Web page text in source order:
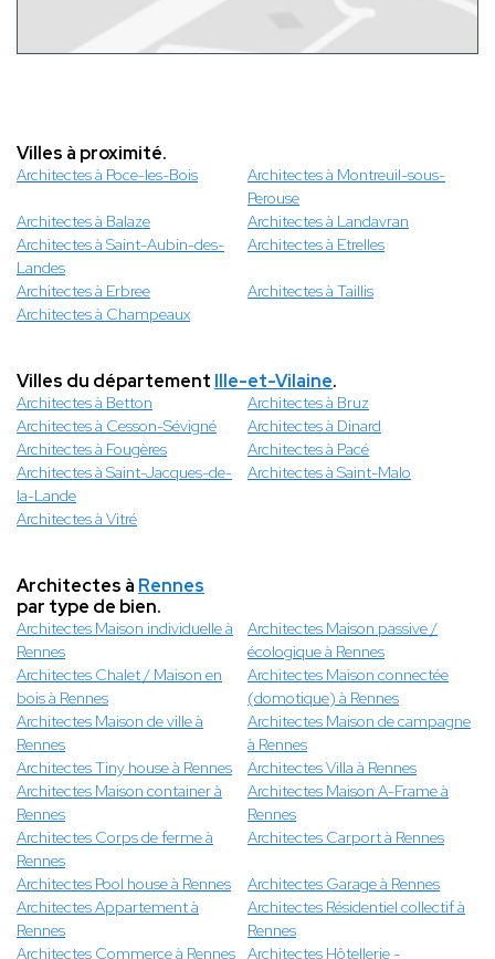
Villes à proximité.
Architectes à Poce-les-Bois
Architectes à Montreuil-sous-
Perouse
Architectes à Balaze
Architectes à Landavran
Architectes à Saint-Aubin-des-
Landes
Architectes à Etrelles
Architectes à Erbree
Architectes à Taillis
Architectes à Champeaux
Villes du département Ille-et-Vilaine.
Architectes à Betton
Architectes à Bruz
Architectes à Cesson-Sévigné
Architectes à Dinard
Architectes à Fougères
Architectes à Pacé
Architectes à Saint-Jacques-de-
la-Lande
Architectes à Saint-Malo
Architectes à Vitré
Architectes à Rennes
par type de bien.
Architectes Maison individuelle à
Rennes
Architectes Maison passive /
écologique à Rennes
Architectes Chalet / Maison en
bois à Rennes
Architectes Maison connectée
(domotique) à Rennes
Architectes Maison de ville à
Rennes
Architectes Maison de campagne
à Rennes
Architectes Tiny house à Rennes
Architectes Villa à Rennes
Architectes Maison container à
Rennes
Architectes Maison A-Frame à
Rennes
Architectes Corps de ferme à
Rennes
Architectes Carport à Rennes
Architectes Pool house à Rennes
Architectes Garage à Rennes
Architectes Appartement à
Rennes
Architectes Résidentiel collectif à
Rennes
Architectes Commerce à Rennes
Architectes Hôtellerie -